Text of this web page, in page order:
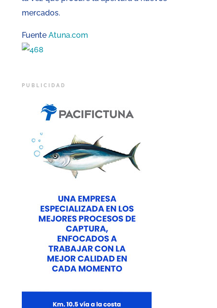
mercados.
Fuente Atuna.com